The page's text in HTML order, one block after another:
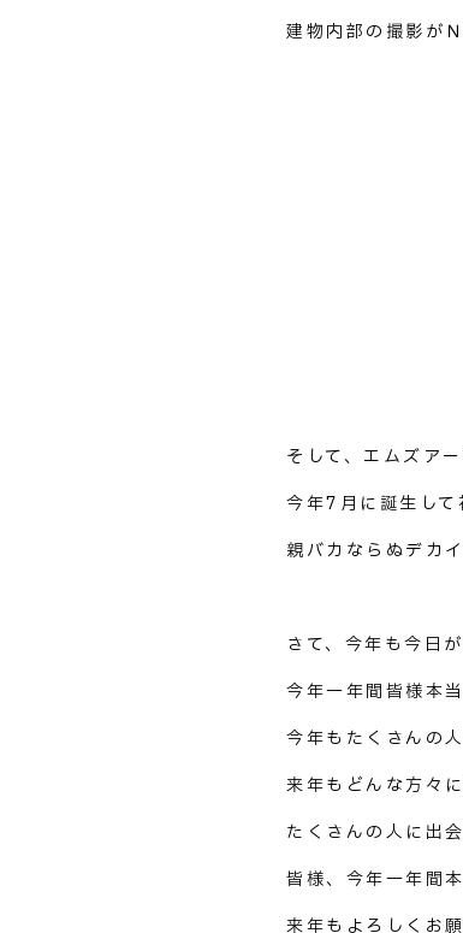
建物内部の撮影が
そして、エムズア
今年7月に誕生して
親バカならぬデカ
さて、今年も今日
今年一年間皆様本
今年もたくさんの
来年もどんな方々
たくさんの人に出
皆様、今年一年間
来年もよろしくお